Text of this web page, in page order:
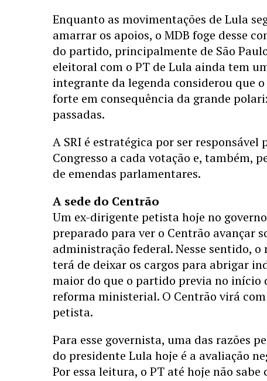
Enquanto as movimentações de Lula
amarrar os apoios, o MDB foge desse
do partido, principalmente de São
eleitoral com o PT de Lula ainda tem
integrante da legenda considerou que
forte em consequência da grande
passadas.
A SRI é estratégica por ser responsável
Congresso a cada votação e, também,
de emendas parlamentares.
A sede do Centrão
Um ex-dirigente petista hoje no
preparado para ver o Centrão avançar
administração federal. Nesse sentido,
terá de deixar os cargos para abrigar
maior do que o partido previa no início
reforma ministerial. O Centrão virá
petista.
Para esse governista, uma das razões
do presidente Lula hoje é a avaliação
Por essa leitura, o PT até hoje não sabe